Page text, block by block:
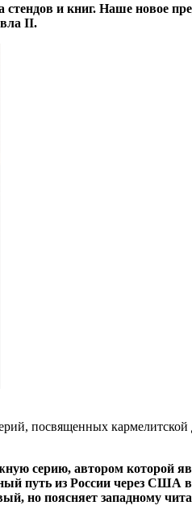
и книг. Наше новое
II.
посвященных кармелитской
серию, автором которой
путь из России через США
но поясняет западному